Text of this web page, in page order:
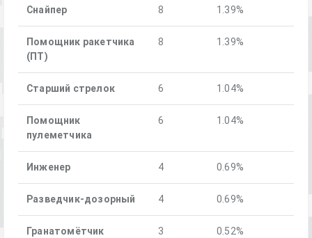
Снайпер 8 1.39%
Помощник ракетчика
(ПТ)
8 1.39%
Старший стрелок 6 1.04%
Помощник
пулеметчика
6 1.04%
Инженер 4 0.69%
Разведчик-дозорный 4 0.69%
Гранатомётчик 3 0.52%